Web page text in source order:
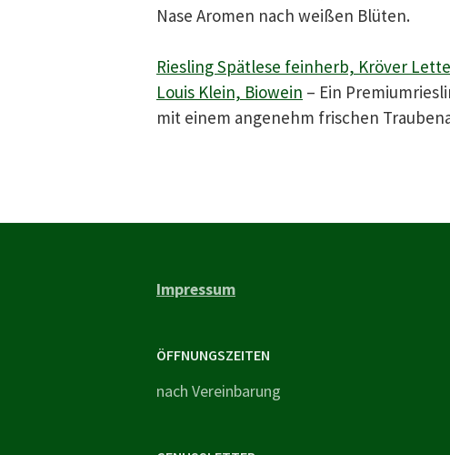
Nase Aromen nach weißen Blüten.
Riesling Spätlese feinherb, Kröver
Louis Klein, Biowein – Ein
mit einem angenehm frischen
Impressum
ÖFFNUNGSZEITEN
nach Vereinbarung